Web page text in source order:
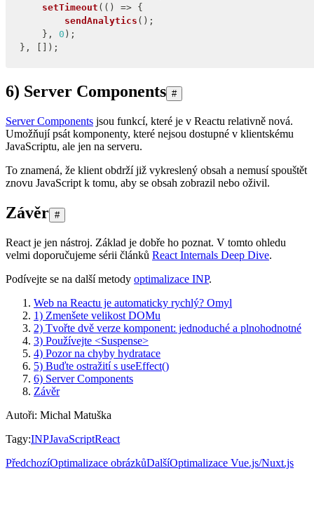
setTimeout ( ( ) => {
sendAnalytics ( ) ;
} , 0 ) ;
} , ) ;
6) Server Components #
Server Components jsou funkcí, které je v Reactu relativně nová.
Umožňují psát komponenty, které nejsou dostupné v klientskému
JavaScriptu, ale jen na serveru.
To znamená, že klient obdrží již vykreslený obsah a nemusí spouštět
znovu JavaScript k tomu, aby se obsah zobrazil nebo oživil.
Závěr #
React je jen nástroj. Základ je dobře ho poznat. V tomto ohledu
velmi doporučujeme sérii článků React Internals Deep Dive.
Podívejte se na další metody optimalizace INP.
Web na Reactu je automaticky rychlý? Omyl
1) Zmenšete velikost DOMu
2) Tvořte dvě verze komponent: jednoduché a plnohodnotné
3) Používejte <Suspense>
4) Pozor na chyby hydratace
5) Buďte ostražití s useEffect()
6) Server Components
Závěr
Autoři: Michal Matuška
Tagy:INPJavaScriptReact
PředchozíOptimalizace obrázkůDalšíOptimalizace Vue.js/Nuxt.js